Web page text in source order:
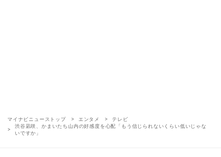
マイナビニューストップ エンタメ
テレビ
渋谷凪咲、かまいたち山内の好感度を心配「もう信じられないくらい低いじゃな
いですか」